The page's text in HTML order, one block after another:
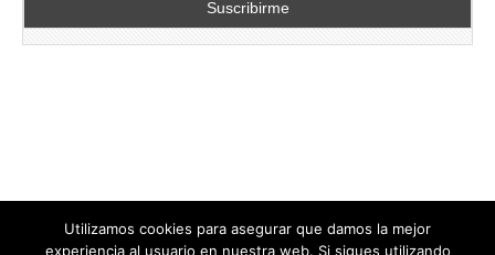
Utilizamos cookies para asegurar que damos la mejor
experiencia al usuario en nuestra web. Si sigues utilizando